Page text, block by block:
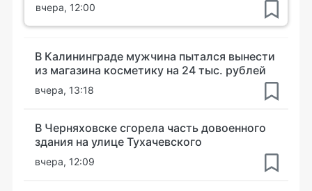
вчера, 12:00
В Калининграде мужчина пытался вынести
из магазина косметику на 24 тыс. рублей
вчера, 13:18
В Черняховске сгорела часть довоенного
здания на улице Тухачевского
вчера, 12:09